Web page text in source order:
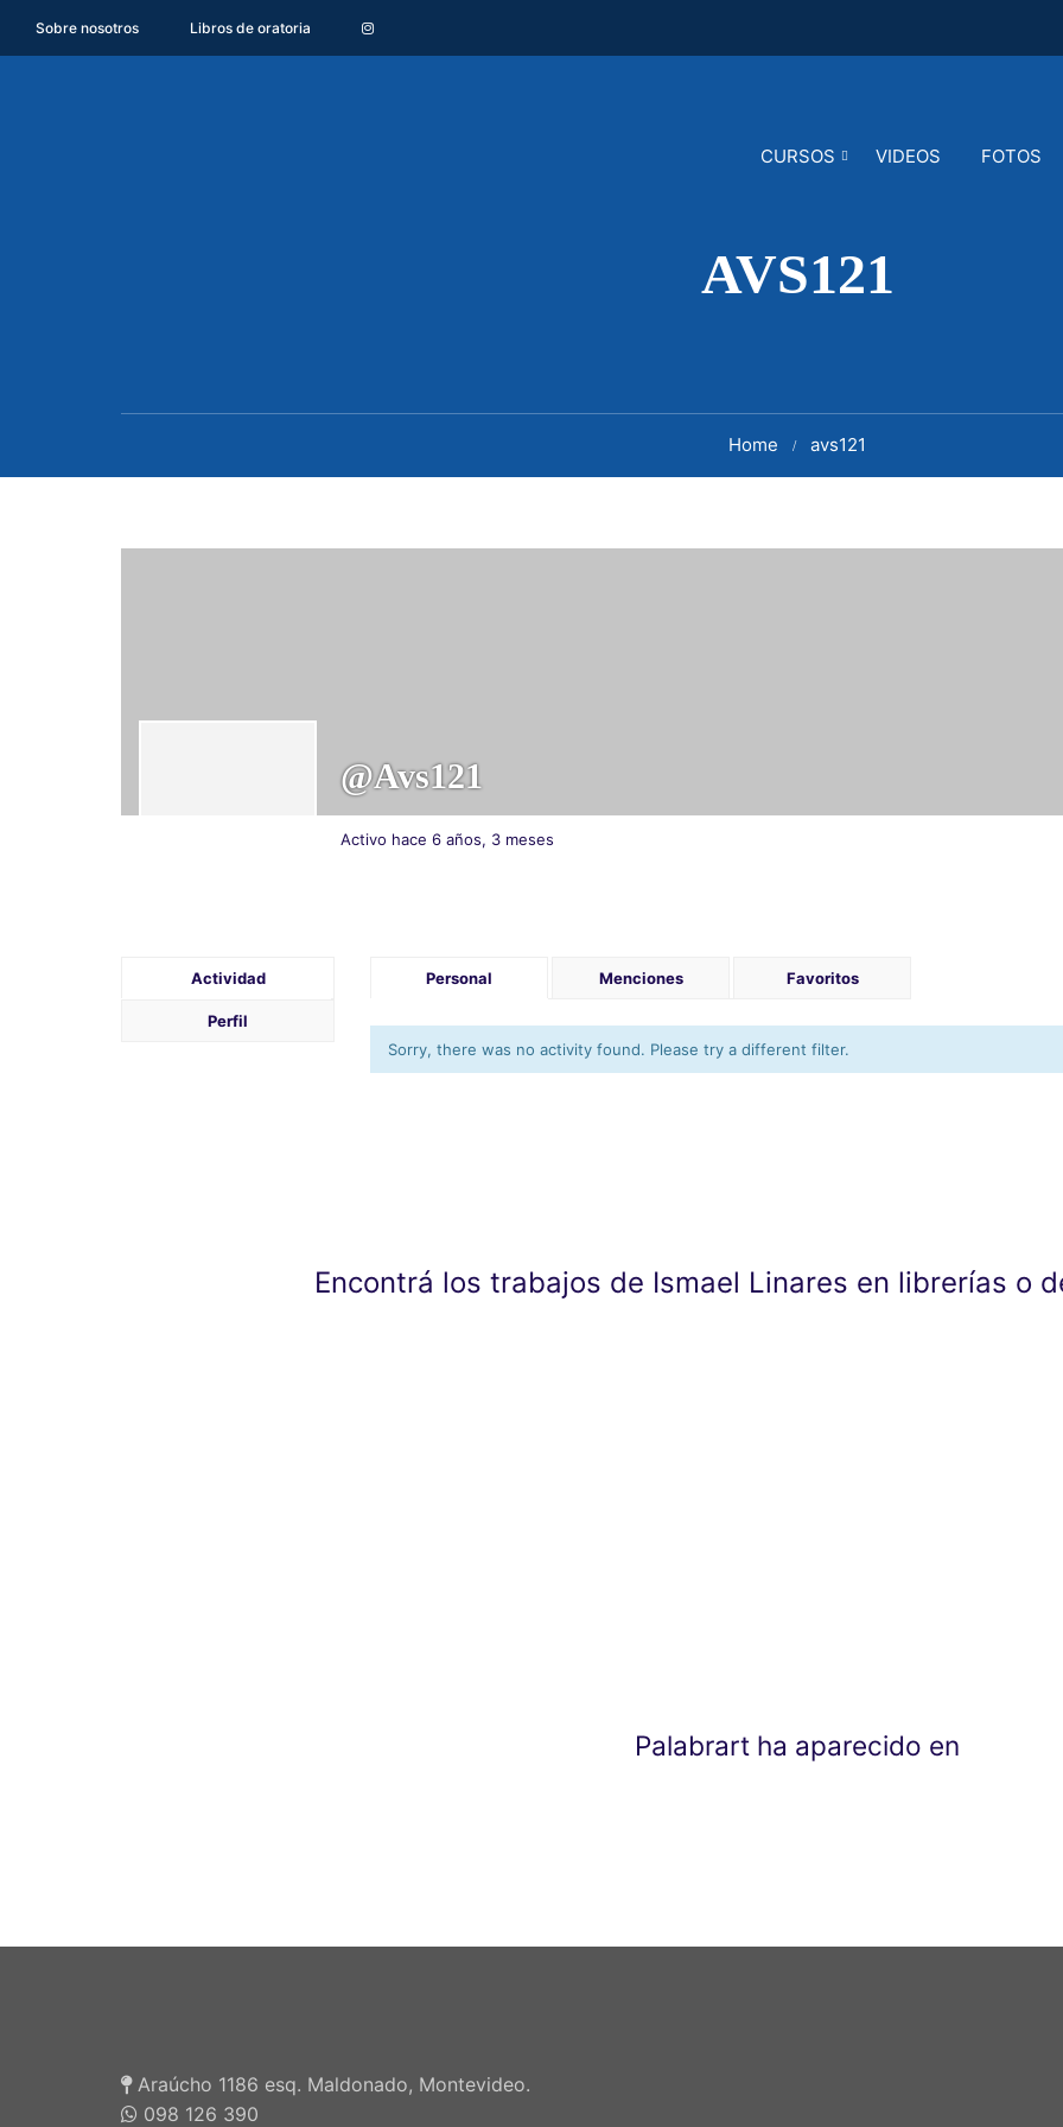
Sobre nosotros Libros de oratoria
CURSOS VIDEOS FOTOS
AVS121
Home avs121
@avs121
Activo hace 6 años, 3 meses
Actividad
Perfil
Personal Menciones Favoritos
Sorry, there was no activity found. Please try a different filter.
Encontrá los trabajos de Ismael Linares en librerías o
Palabrart ha aparecido en
Araúcho 1186 esq. Maldonado, Montevideo.
098 126 390